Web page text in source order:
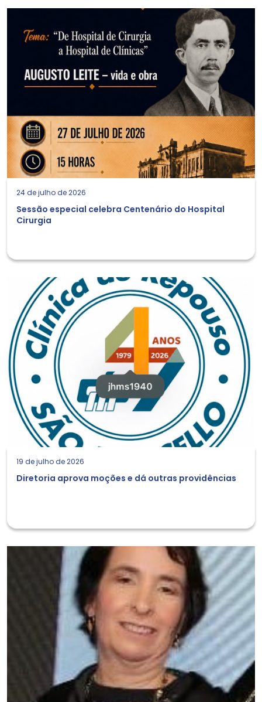
24 de julho de 2026
Sessão especial celebra Centenário do Hospital
Cirurgia
19 de julho de 2026
Diretoria aprova moções e dá outras providências